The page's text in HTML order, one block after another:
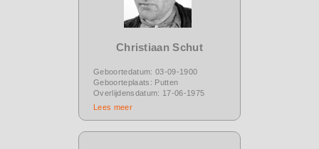
Christiaan Schut
Geboortedatum: 03-09-1900
Geboorteplaats: Putten
Overlijdensdatum: 17-06-1975
Lees meer